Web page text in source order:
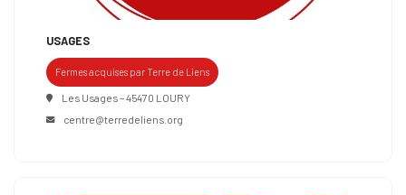
USAGES
Fermes acquises par Terre de Liens
Les Usages – 45470 LOURY
centre@terredeliens.org